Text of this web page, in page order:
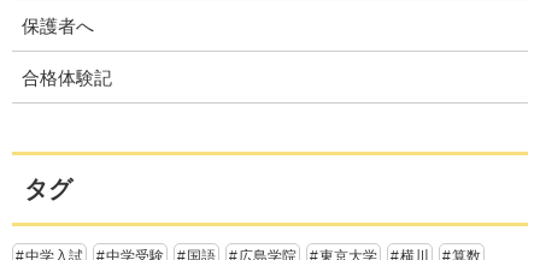
保護者へ
合格体験記
タグ